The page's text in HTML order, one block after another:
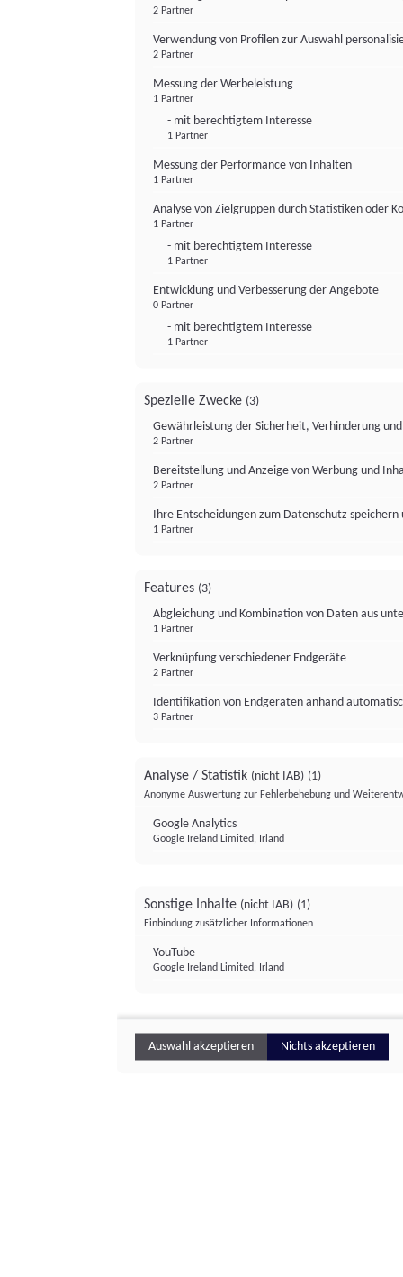
2 Partner
Verwendung von Profilen zur Auswahl
2 Partner
Messung der Werbeleistung
1 Partner
- mit berechtigtem Interesse
1 Partner
Messung der Performance von Inhalten
1 Partner
Analyse von Zielgruppen durch Statistiken oder
1 Partner
- mit berechtigtem Interesse
1 Partner
Entwicklung und Verbesserung der Angebote
0 Partner
- mit berechtigtem Interesse
1 Partner
Spezielle Zwecke (3)
Gewährleistung der Sicherheit, Verhinderung
2 Partner
Bereitstellung und Anzeige von Werbung und
2 Partner
Ihre Entscheidungen zum Datenschutz
1 Partner
Features (3)
Abgleichung und Kombination von Daten aus
1 Partner
Verknüpfung verschiedener Endgeräte
2 Partner
Identifikation von Endgeräten anhand
3 Partner
Analyse / Statistik (nicht IAB) (1)
Anonyme Auswertung zur Fehlerbehebung und
Google Analytics
Google Ireland Limited, Irland
Sonstige Inhalte (nicht IAB) (1)
Einbindung zusätzlicher Informationen
YouTube
Google Ireland Limited, Irland
Auswahl akzeptieren Nichts akzeptieren